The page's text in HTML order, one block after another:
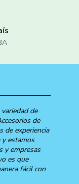
de
de
de experiencia
estamos
y empresas
es que
fácil con